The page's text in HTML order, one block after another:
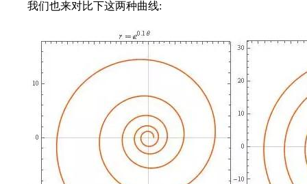
我们也来对比下这两种曲线: